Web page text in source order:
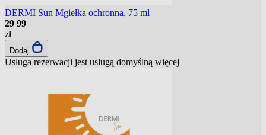
DERMI Sun Mgiełka ochronna, 75 ml
29 99
zł
Dodaj
Usługa rezerwacji jest usługą domyślną więcej